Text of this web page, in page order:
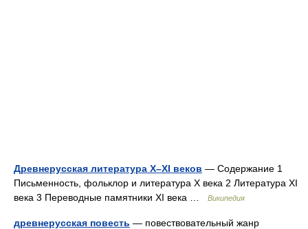
Древнерусская литература X–XI веков — Содержание 1
Письменность, фольклор и литература X века 2 Литература XI
века 3 Переводные памятники XI века …
Википедия
древнерусская повесть — повествовательный жанр